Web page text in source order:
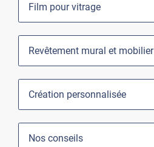
Film pour vitrage
Revêtement mural et mobilier
Création personnalisée
Nos conseils